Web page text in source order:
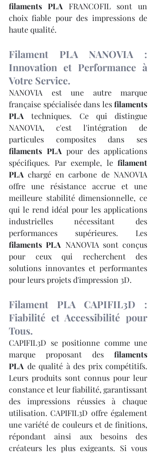
filaments PLA FRANCOFIL sont un
choix fiable pour des impressions de
haute qualité.
Filament PLA NANOVIA :
Innovation et Performance à
Votre Service.
NANOVIA est une autre marque
française spécialisée dans les filaments
PLA techniques. Ce qui distingue
NANOVIA, c'est l'intégration de
filaments PLA pour des applications
spécifiques. Par exemple, le filament
PLA chargé en carbone de NANOVIA
offre une résistance accrue et une
meilleure stabilité dimensionnelle, ce
qui le rend idéal pour les applications
industrielles nécessitant des
filaments PLA NANOVIA sont conçus
pour ceux qui recherchent des
solutions innovantes et performantes
pour leurs projets d'impression 3D.
Filament PLA CAPIFIL3D :
Fiabilité et Accessibilité pour
Tous.
CAPIFIL3D se positionne comme une
marque proposant des filaments
PLA de qualité à des prix compétitifs.
Leurs produits sont connus pour leur
constance et leur fiabilité, garantissant
des impressions réussies à chaque
utilisation. CAPIFIL3D offre également
une variété de couleurs et de finitions,
répondant ainsi aux besoins des
créateurs les plus exigeants. Si vous